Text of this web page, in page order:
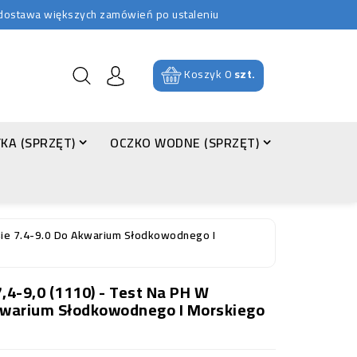
większych zamówień po ustaleniu
Koszyk0szt.
(SPRZĘT)
OCZKO WODNE (SPRZĘT)
7.4-9.0 Do Akwarium Słodkowodnego I
9,0 (1110) - Test Na PH W
Słodkowodnego I Morskiego